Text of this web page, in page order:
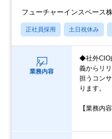
フューチャーインスペース
正社員採用 土日祝休み
業務内容
◆社外CIO
義からリ
担うコン
ります。
【業務内容